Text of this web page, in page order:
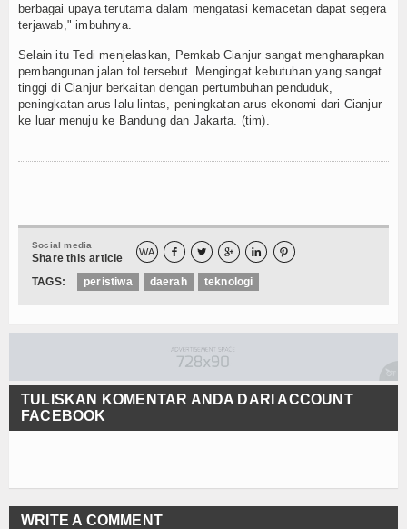
berbagai upaya terutama dalam mengatasi kemacetan dapat segera
terjawab," imbuhnya.
Selain itu Tedi menjelaskan, Pemkab Cianjur sangat mengharapkan
pembangunan jalan tol tersebut. Mengingat kebutuhan yang sangat
tinggi di Cianjur berkaitan dengan pertumbuhan penduduk,
peningkatan arus lalu lintas, peningkatan arus ekonomi dari Cianjur
ke luar menuju ke Bandung dan Jakarta. (tim).
Social media
Share this article WA     
TAGS: peristiwa daerah teknologi
TULISKAN KOMENTAR ANDA DARI ACCOUNT
FACEBOOK
WRITE A COMMENT